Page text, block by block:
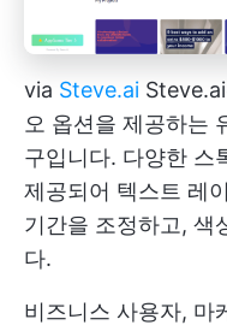
via Steve.ai
오 옵션을 제공하는
구입니다. 다양한 스
제공되어 텍스트 레
기간을 조정하고, 색
다.
비즈니스 사용자, 마